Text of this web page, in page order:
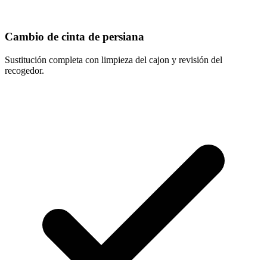
Cambio de cinta de persiana
Sustitución completa con limpieza del cajon y revisión del
recogedor.